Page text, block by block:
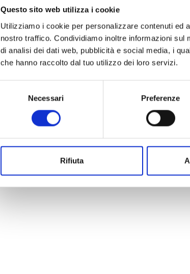
Questo sito web utilizza i cookie
Utilizziamo i cookie per personalizzare contenuti ed
nostro traffico. Condividiamo inoltre informazioni
di analisi dei dati web, pubblicità e social media, i
che hanno raccolto dal tuo utilizzo dei loro servizi.
Necessari Preferenze
Rifiuta